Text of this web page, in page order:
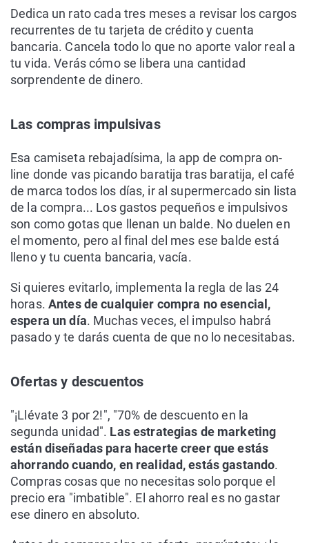
Dedica un rato cada tres meses a revisar los cargos
recurrentes de tu tarjeta de crédito y cuenta
bancaria. Cancela todo lo que no aporte valor real a
tu vida. Verás cómo se libera una cantidad
sorprendente de dinero.
Las compras impulsivas
Esa camiseta rebajadísima, la app de compra on-
line donde vas picando baratija tras baratija, el café
de marca todos los días, ir al supermercado sin lista
de la compra... Los gastos pequeños e impulsivos
son como gotas que llenan un balde. No duelen en
el momento, pero al final del mes ese balde está
lleno y tu cuenta bancaria, vacía.
Si quieres evitarlo, implementa la regla de las 24
horas. Antes de cualquier compra no esencial,
espera un día. Muchas veces, el impulso habrá
pasado y te darás cuenta de que no lo necesitabas.
Ofertas y descuentos
"¡Llévate 3 por 2!", "70% de descuento en la
segunda unidad". Las estrategias de marketing
están diseñadas para hacerte creer que estás
ahorrando cuando, en realidad, estás gastando.
Compras cosas que no necesitas solo porque el
precio era "imbatible". El ahorro real es no gastar
ese dinero en absoluto.